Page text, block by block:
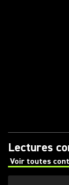
Lectures
Voir toutes
(Opens in a